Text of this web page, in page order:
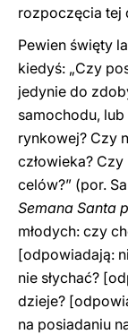
rozpoczęcia tej
Pewien święty
kiedyś: „Czy
jedynie do
samochodu,
rynkowej? Czy
człowieka?
celów?” (por.
Semana Santa
młodych: czy
[odpowiadają:
nie słychać?
dzieje?
na posiadaniu